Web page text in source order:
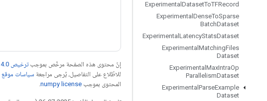
Experimental DatasetToTFRecord
Experimental DenseToSparse
BatchDataset
Experimental LatencyStatsDataset
Experimental MatchingFiles
Dataset
Experimental MaxIntraOp
ParallelismDataset
Experimental ParseExample
Dataset
إنّ محتوى هذه الصفحة مرخّص بموجبترخيص Creative Commons Attribution 4.0‏
للاطّلاع على التفاصيل، يُرجى مراجعة سياسات موقع Google Developers الإلكتروني
المحتوى بموجب numpy license